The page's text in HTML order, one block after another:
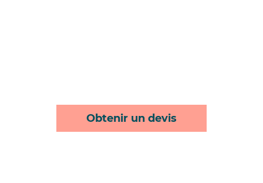
Obtenir un devis